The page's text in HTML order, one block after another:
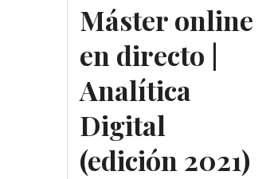
Máster online
en directo |
Analítica
Digital
(edición 2021)